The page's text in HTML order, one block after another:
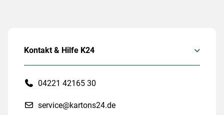
Kontakt & Hilfe K24
04221 42165 30
service@kartons24.de